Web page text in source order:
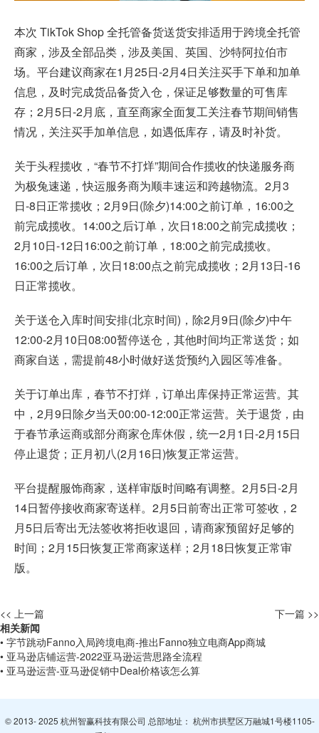
本次 TikTok Shop 全托管备货送货安排适用于跨境全托管
商家，涉及全部品类，涉及美国、英国、沙特阿拉伯市
场。平台建议商家在1月25日-2月4日关注买手下单和加单
信息，及时完成货品备货入仓，保证足够数量的可售库
存；2月5日-2月底，直至商家全面复工关注春节期间销售
情况，关注买手加单信息，如遇低库存，请及时补货。
关于头程揽收，“春节不打烊”期间合作揽收的快递服务商
为极兔速递，快运服务商为顺丰速运和跨越物流。2月3
日-8日正常揽收；2月9日(除夕)14:00之前订单，16:00之
前完成揽收。14:00之后订单，次日18:00之前完成揽收；
2月10日-12日16:00之前订单，18:00之前完成揽收。
16:00之后订单，次日18:00点之前完成揽收；2月13日-16
日正常揽收。
关于送仓入库时间安排(北京时间)，除2月9日(除夕)中午
12:00-2月10日08:00暂停送仓，其他时间均正常送货；如
商家自送，需提前48小时做好送货预约入园区等准备。
关于订单出库，春节不打烊，订单出库保持正常运营。其
中，2月9日除夕当天00:00-12:00正常运营。关于退货，由
于春节承运商或部分商家仓库休假，统一2月1日-2月15日
停止退货；正月初八(2月16日)恢复正常运营。
平台提醒服饰商家，送样审版时间略有调整。2月5日-2月
14日暂停接收商家寄送样。2月5日前寄出正常可签收，2
月5日后寄出无法签收将拒收退回，请商家预留好足够的
时间；2月15日恢复正常商家送样；2月18日恢复正常审
版。
<< 上一篇
下一篇 >>
相关新闻
• 字节跳动Fanno入局跨境电商-推出Fanno独立电商App商城
• 亚马逊店铺运营-2022亚马逊运营思路全流程
• 亚马逊运营-亚马逊促销中Deal价格该怎么算
© 2013- 2025 杭州智赢科技有限公司 总部地址： 杭州市拱墅区万融城1号楼1105-